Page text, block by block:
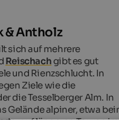
& Antholz
sich auf mehrere
Reischach gibt es gut
und Rienzschlucht. In
Ziele wie die
die Tesselberger Alm. In
Gelände alpiner, etwa